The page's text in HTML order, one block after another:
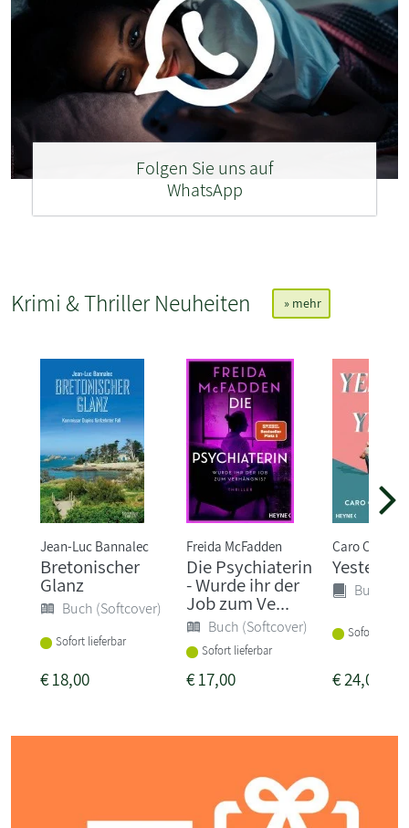
Folgen Sie uns auf
WhatsApp
Krimi & Thriller Neuheiten » mehr
Jean-Luc Bannalec
Bretonischer
Glanz
Buch (Softcover)
Sofort lieferbar
€18,00
Freida McFadden
Die Psychiaterin
- Wurde ihr der
Job zum Ve...
Buch (Softcover)
Sofort lieferbar
€17,00
Caro Claire
Buch
Sofort
€24,00